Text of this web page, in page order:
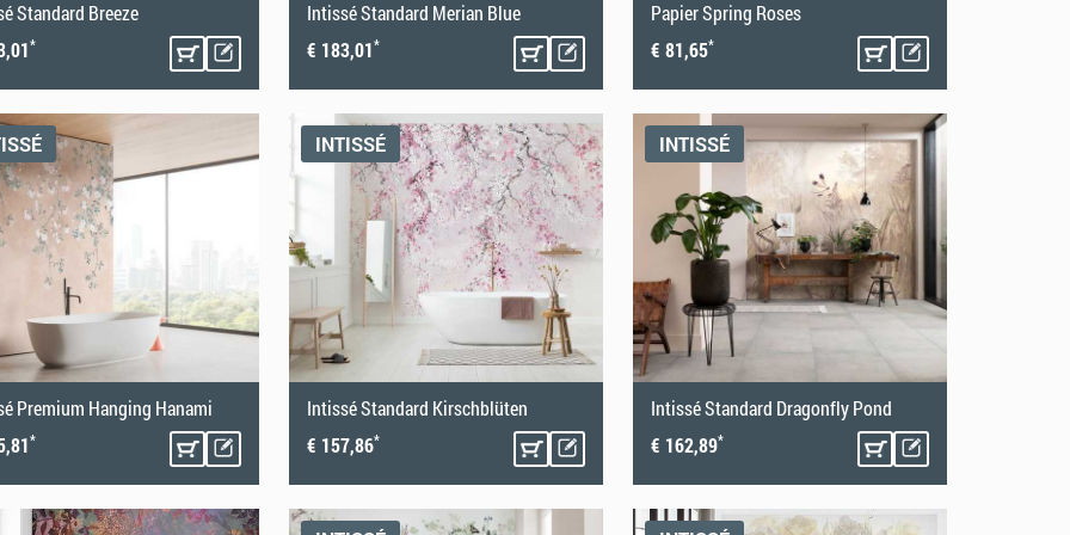
Standard Breeze
*
Intissé Standard Merian Blue
€ 183,01*
Papier Spring Roses
€ 81,65*
Premium Hanging Hanami
*
INTISSÉ
Intissé Standard Kirschblüten
€ 157,86*
INTISSÉ
Intissé Standard Dragonfly Pond
€ 162,89*